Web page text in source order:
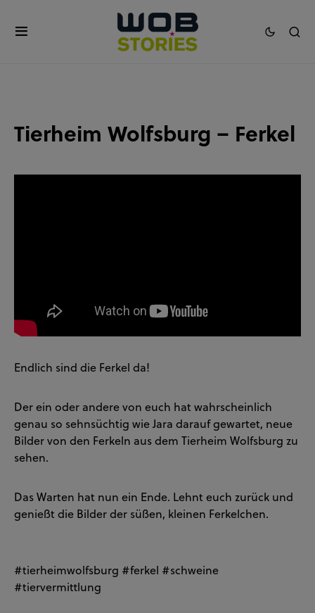
Tierheim Wolfsburg – Ferkel
Endlich sind die Ferkel da!
Der ein oder andere von euch hat wahrscheinlich
genau so sehnsüchtig wie Jara darauf gewartet, neue
Bilder von den Ferkeln aus dem Tierheim Wolfsburg zu
sehen.
Das Warten hat nun ein Ende. Lehnt euch zurück und
genießt die Bilder der süßen, kleinen Ferkelchen.
#tierheimwolfsburg #ferkel #schweine
#tiervermittlung